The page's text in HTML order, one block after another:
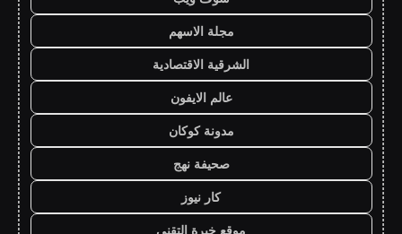
مجلة الاسهم
الشرقية الاقتصادية
عالم الايفون
مدونة كوكان
صحيفة نهج
كار نيوز
موقع خبرة التقني